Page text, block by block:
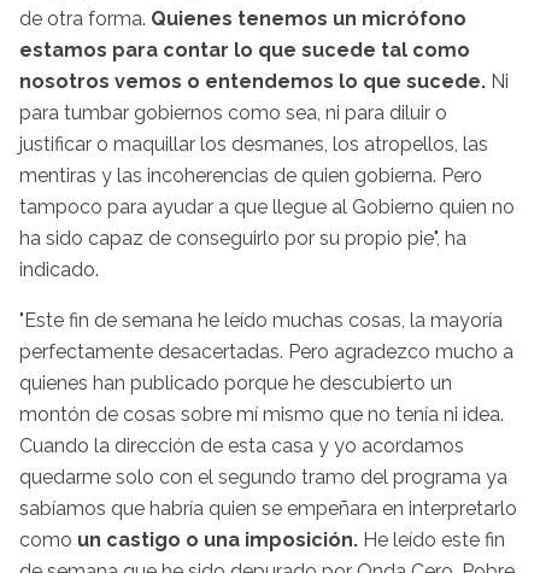
de otra forma. Quienes tenemos un micrófono
estamos para contar lo que sucede tal como
nosotros vemos o entendemos lo que sucede. Ni
para tumbar gobiernos como sea, ni para diluir o
justificar o maquillar los desmanes, los atropellos, las
mentiras y las incoherencias de quien gobierna. Pero
tampoco para ayudar a que llegue al Gobierno quien no
ha sido capaz de conseguirlo por su propio pie", ha
indicado.
"Este fin de semana he leído muchas cosas, la mayoría
perfectamente desacertadas. Pero agradezco mucho a
quienes han publicado porque he descubierto un
montón de cosas sobre mí mismo que no tenía ni idea.
Cuando la dirección de esta casa y yo acordamos
quedarme solo con el segundo tramo del programa ya
sabíamos que habría quien se empeñara en interpretarlo
como un castigo o una imposición. He leído este fin